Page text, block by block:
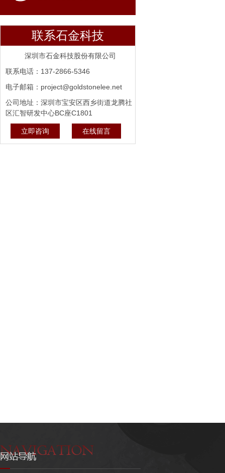
联系石金科技
深圳市石金科技股份有限公司
联系电话：137-2866-5346
电子邮箱：project@goldstonelee.net
公司地址：深圳市宝安区西乡街道龙腾社
区汇智研发中心BC座C1801
立即咨询 在线留言